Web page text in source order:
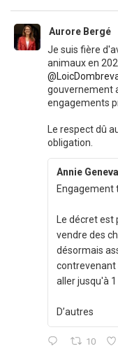
Aurore Bergé
Je suis fière
animaux en
gouvernement
engagements
Le respect dû
obligation.
Annie
Engagement
Le décret est
vendre des
désormais
contrevenant
aller jusqu'à
D’autres
10